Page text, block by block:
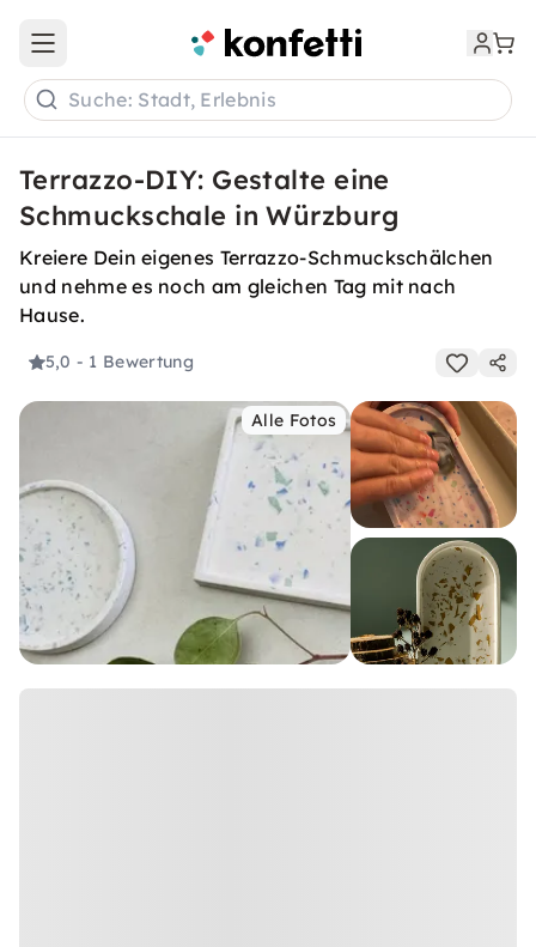
Open main menu
Suche: Stadt, Erlebnis
Terrazzo-DIY: Gestalte eine
Schmuckschale in Würzburg
Kreiere Dein eigenes Terrazzo-Schmuckschälchen
und nehme es noch am gleichen Tag mit nach
Hause.
5,0 - 1 Bewertung
Alle Fotos